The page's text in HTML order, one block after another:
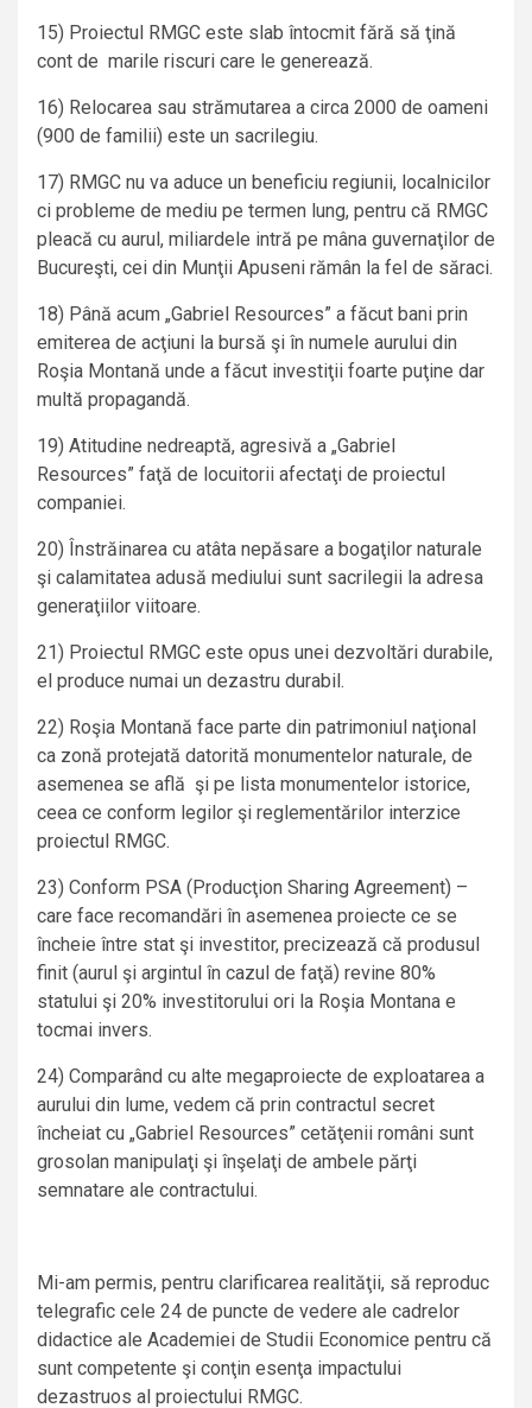
15) Proiectul RMGC este slab întocmit fără să ţină
cont de marile riscuri care le generează.
16) Relocarea sau strămutarea a circa 2000 de oameni
(900 de familii) este un sacrilegiu.
17) RMGC nu va aduce un beneficiu regiunii, localnicilor
ci probleme de mediu pe termen lung, pentru că RMGC
pleacă cu aurul, miliardele intră pe mâna guvernaţilor de
Bucureşti, cei din Munţii Apuseni rămân la fel de săraci.
18) Până acum „Gabriel Resources” a făcut bani prin
emiterea de acţiuni la bursă şi în numele aurului din
Roşia Montană unde a făcut investiţii foarte puţine dar
multă propagandă.
19) Atitudine nedreaptă, agresivă a „Gabriel
Resources” faţă de locuitorii afectaţi de proiectul
companiei.
20) Înstrăinarea cu atâta nepăsare a bogaţilor naturale
şi calamitatea adusă mediului sunt sacrilegii la adresa
generaţiilor viitoare.
21) Proiectul RMGC este opus unei dezvoltări durabile,
el produce numai un dezastru durabil.
22) Roşia Montană face parte din patrimoniul naţional
ca zonă protejată datorită monumentelor naturale, de
asemenea se află şi pe lista monumentelor istorice,
ceea ce conform legilor şi reglementărilor interzice
proiectul RMGC.
23) Conform PSA (Producţion Sharing Agreement) –
care face recomandări în asemenea proiecte ce se
încheie între stat şi investitor, precizează că produsul
finit (aurul şi argintul în cazul de faţă) revine 80%
statului şi 20% investitorului ori la Roşia Montana e
tocmai invers.
24) Comparând cu alte megaproiecte de exploatarea a
aurului din lume, vedem că prin contractul secret
încheiat cu „Gabriel Resources” cetăţenii români sunt
grosolan manipulaţi şi înşelaţi de ambele părţi
semnatare ale contractului.
Mi-am permis, pentru clarificarea realităţii, să reproduc
telegrafic cele 24 de puncte de vedere ale cadrelor
didactice ale Academiei de Studii Economice pentru că
sunt competente şi conţin esenţa impactului
dezastruos al proiectului RMGC.